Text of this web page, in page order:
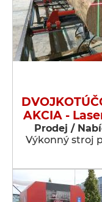
AKCIA -
Prodej /
Výkonný stroj